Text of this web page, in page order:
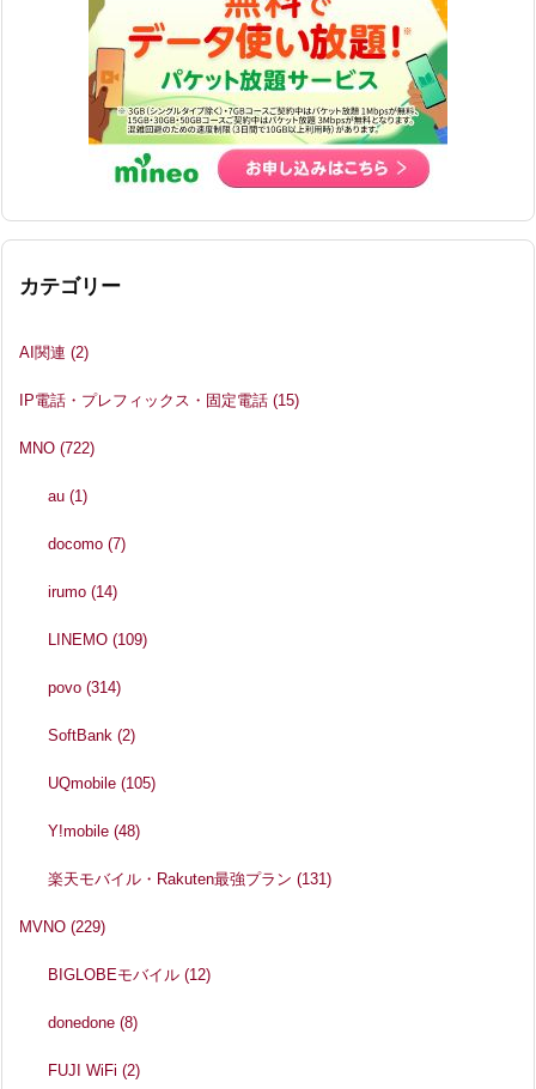
カテゴリー
AI関連 (2)
IP電話・プレフィックス・固定電話 (15)
MNO (722)
au(1)
docomo(7)
irumo(14)
LINEMO(109)
povo(314)
SoftBank(2)
UQmobile(105)
Y!mobile(48)
楽天モバイル・Rakuten最強プラン(131)
MVNO (229)
BIGLOBEモバイル(12)
donedone(8)
FUJI WiFi(2)